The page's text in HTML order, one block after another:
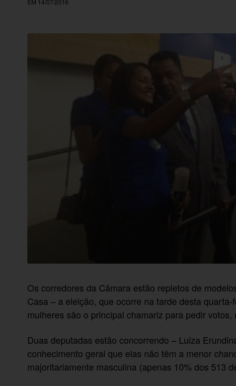
EM 14/07/2016
Os corredores da Câmara estão repletos de
Casa – a eleição, que ocorre na tarde desta
mulheres são o principal chamariz para pedir
Duas deputadas estão concorrendo – Luiza
conhecimento geral que elas não têm a menor
majoritariamente masculina (apenas 10% dos 513